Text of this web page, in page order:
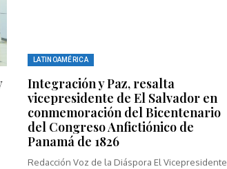
LATINOAMÉRICA
Integración y Paz, resalta
vicepresidente de El Salvador en
conmemoración del Bicentenario
del Congreso Anfictiónico de
Panamá de 1826
Redacción Voz de la Diáspora El Vicepresidente